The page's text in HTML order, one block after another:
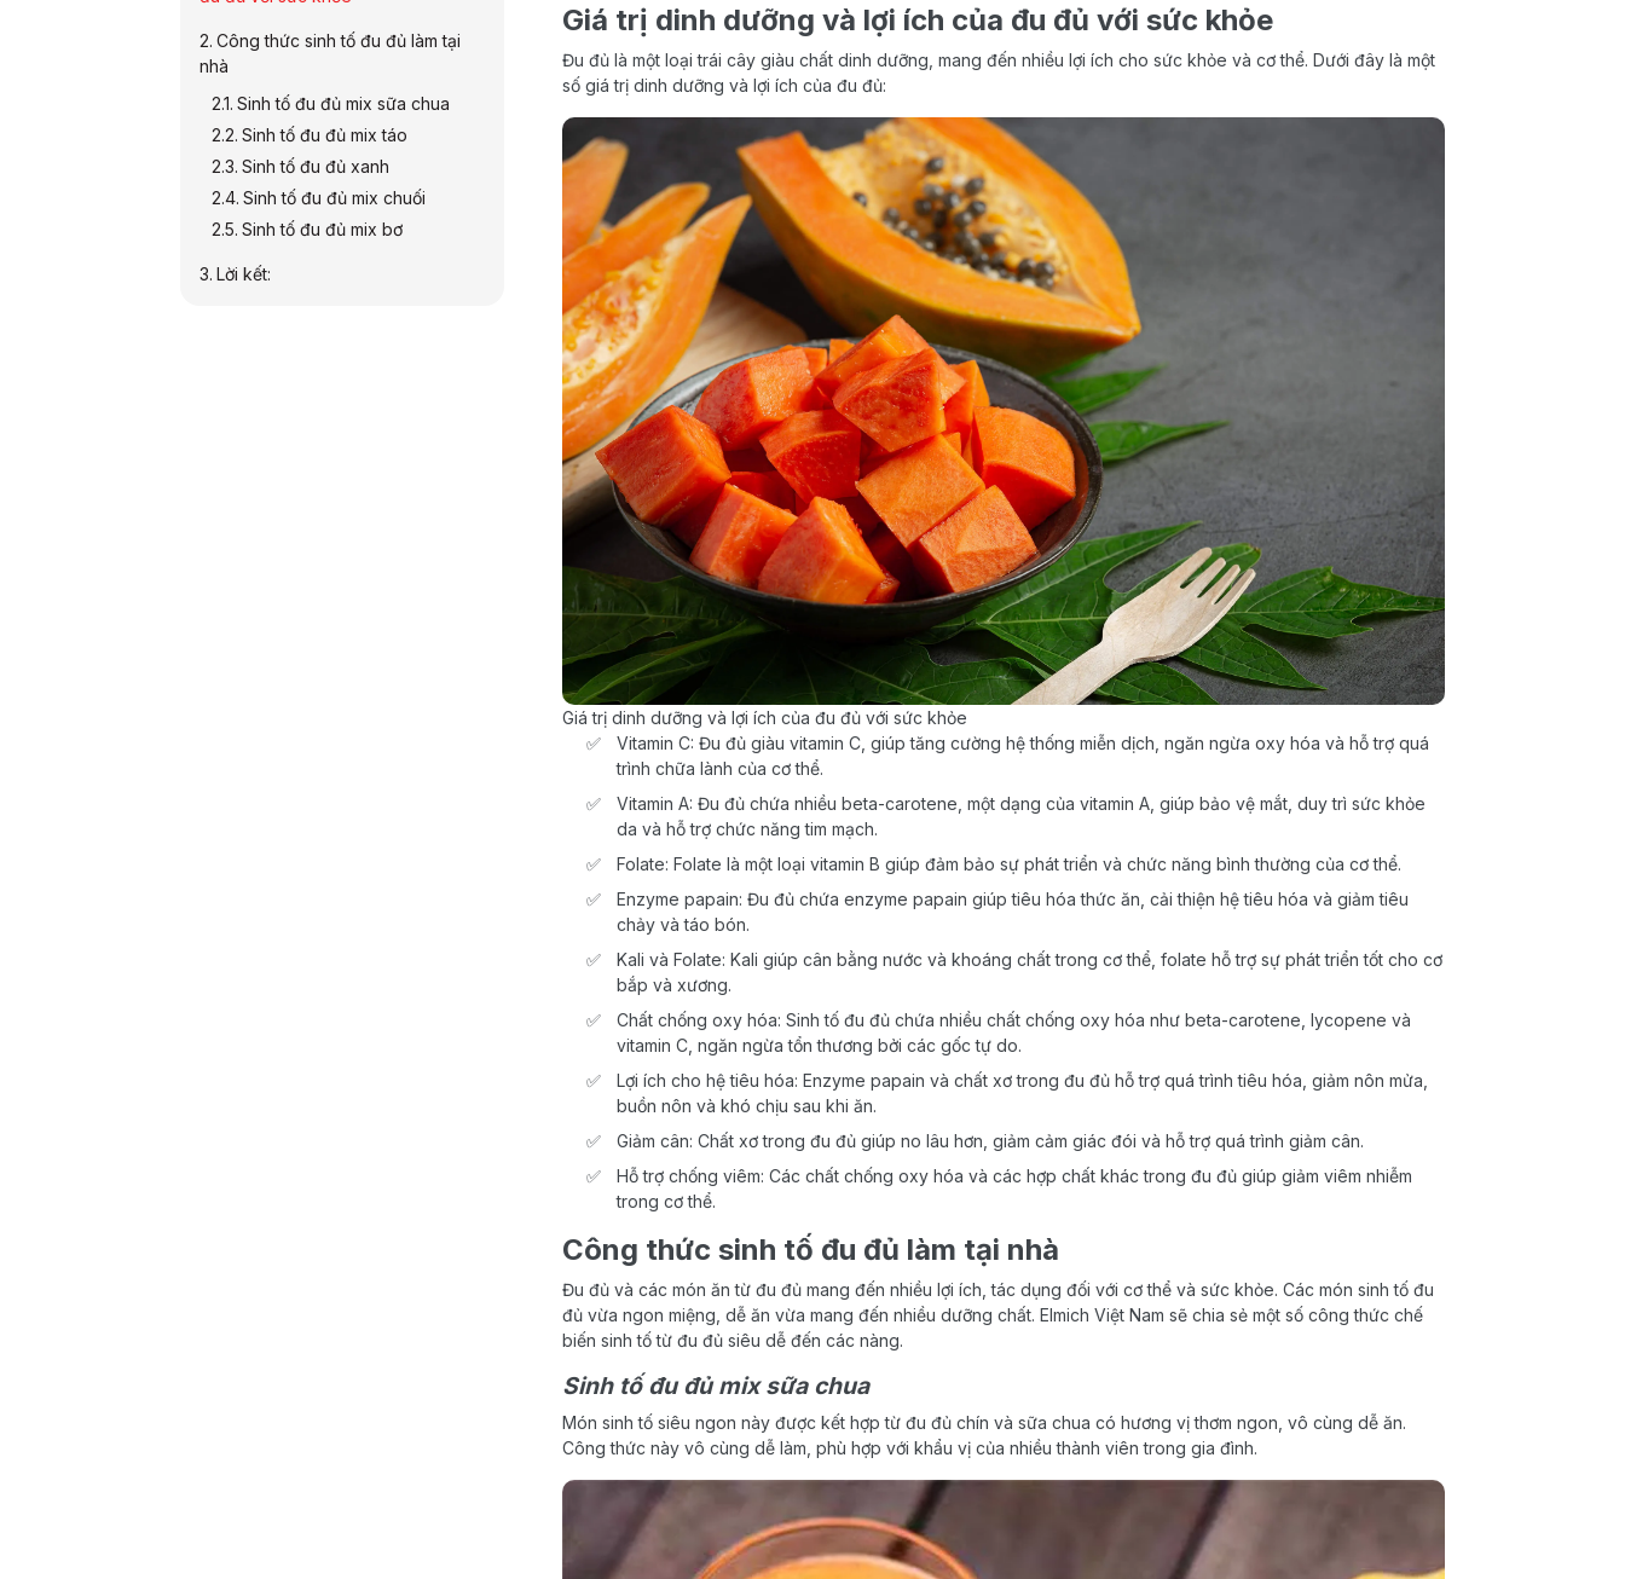
Giá trị dinh dưỡng và lợi ích của đu đủ với sức khỏe
Đu đủ là một loại trái cây giàu chất dinh dưỡng, mang đến nhiều lợi ích cho sức khỏe và cơ thể. Dưới đây là một
số giá trị dinh dưỡng và lợi ích của đu đủ:
Giá trị dinh dưỡng và lợi ích của đu đủ với sức khỏe
Vitamin C: Đu đủ giàu vitamin C, giúp tăng cường hệ thống miễn dịch, ngăn ngừa oxy hóa và hỗ trợ quá
trình chữa lành của cơ thể.
Vitamin A: Đu đủ chứa nhiều beta-carotene, một dạng của vitamin A, giúp bảo vệ mắt, duy trì sức khỏe
da và hỗ trợ chức năng tim mạch.
Folate: Folate là một loại vitamin B giúp đảm bảo sự phát triển và chức năng bình thường của cơ thể.
Enzyme papain: Đu đủ chứa enzyme papain giúp tiêu hóa thức ăn, cải thiện hệ tiêu hóa và giảm tiêu
chảy và táo bón.
Kali và Folate: Kali giúp cân bằng nước và khoáng chất trong cơ thể, folate hỗ trợ sự phát triển tốt cho cơ
bắp và xương.
Chất chống oxy hóa: Sinh tố đu đủ chứa nhiều chất chống oxy hóa như beta-carotene, lycopene và
vitamin C, ngăn ngừa tổn thương bởi các gốc tự do.
Lợi ích cho hệ tiêu hóa: Enzyme papain và chất xơ trong đu đủ hỗ trợ quá trình tiêu hóa, giảm nôn mửa,
buồn nôn và khó chịu sau khi ăn.
Giảm cân: Chất xơ trong đu đủ giúp no lâu hơn, giảm cảm giác đói và hỗ trợ quá trình giảm cân.
Hỗ trợ chống viêm: Các chất chống oxy hóa và các hợp chất khác trong đu đủ giúp giảm viêm nhiễm
trong cơ thể.
Công thức sinh tố đu đủ làm tại nhà
Đu đủ và các món ăn từ đu đủ mang đến nhiều lợi ích, tác dụng đối với cơ thể và sức khỏe. Các món sinh tố đu
đủ vừa ngon miệng, dễ ăn vừa mang đến nhiều dưỡng chất. Elmich Việt Nam sẽ chia sẻ một số công thức chế
biến sinh tố từ đu đủ siêu dễ đến các nàng.
Sinh tố đu đủ mix sữa chua
Món sinh tố siêu ngon này được kết hợp từ đu đủ chín và sữa chua có hương vị thơm ngon, vô cùng dễ ăn.
Công thức này vô cùng dễ làm, phù hợp với khẩu vị của nhiều thành viên trong gia đình.
Công thức sinh tố đu đủ làm tại
nhà
Sinh tố đu đủ mix sữa chua
Sinh tố đu đủ mix táo
Sinh tố đu đủ xanh
Sinh tố đu đủ mix chuối
Sinh tố đu đủ mix bơ
Lời kết: